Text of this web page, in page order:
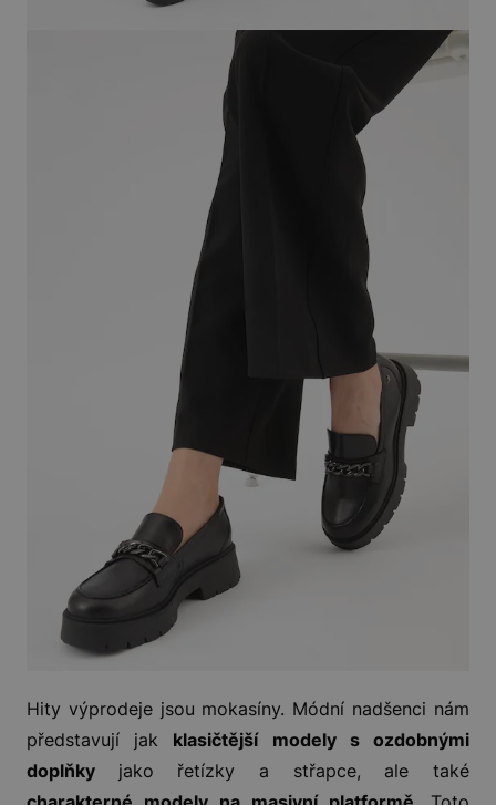
Hity výprodeje jsou mokasíny. Módní nadšenci nám
představují jak klasičtější modely s ozdobnými
doplňky jako řetízky a střapce, ale také